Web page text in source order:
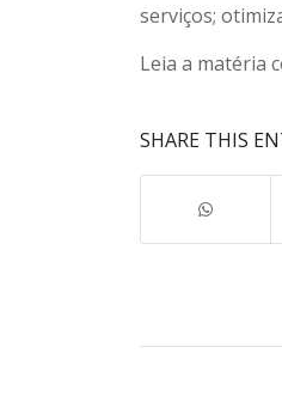
serviços;
Leia a matéria
SHARE THIS